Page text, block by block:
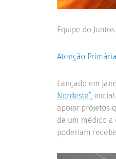
Equipe do
Atenção
Lançado em
Nordeste”,
apoiar projetos
de um médico a
poderiam